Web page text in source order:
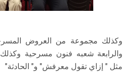
وكذلك مجموعة من العروض
والرابعة شعبه فنون مسرحية
مثل " إزاي تقول معرفش" و" الحادثة"